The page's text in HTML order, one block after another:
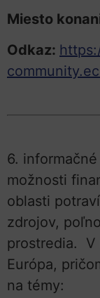
Miesto
Odkaz:
6.
možnosti
oblasti
zdrojov,
prostredia. V
Európa,
na témy: